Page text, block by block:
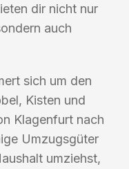
dir nicht nur
auch
sich um den
Kisten und
Klagenfurt nach
Umzugsgüter
umziehst,